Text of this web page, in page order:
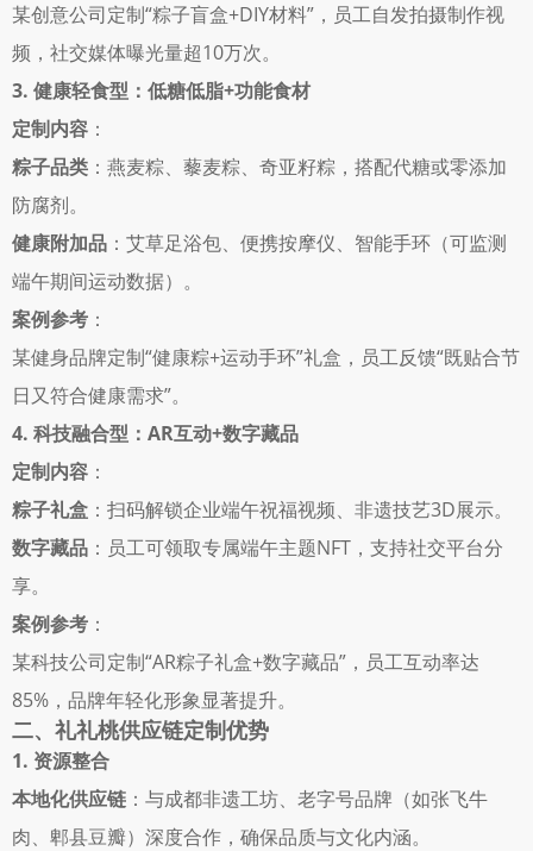
某创意公司定制“粽子盲盒+DIY材料”，员工自发拍摄制作视
频，社交媒体曝光量超10万次。
3. 健康轻食型：低糖低脂+功能食材
定制内容 ：
粽子品类 ：燕麦粽、藜麦粽、奇亚籽粽，搭配代糖或零添加
防腐剂。
健康附加品 ：艾草足浴包、便携按摩仪、智能手环（可监测
端午期间运动数据）。
案例参考 ：
某健身品牌定制“健康粽+运动手环”礼盒，员工反馈“既贴合节
日又符合健康需求”。
4. 科技融合型：AR互动+数字藏品
定制内容 ：
粽子礼盒 ：扫码解锁企业端午祝福视频、非遗技艺3D展示。
数字藏品 ：员工可领取专属端午主题NFT，支持社交平台分
享。
案例参考 ：
某科技公司定制“AR粽子礼盒+数字藏品”，员工互动率达
85%，品牌年轻化形象显著提升。
二、礼礼桃供应链定制优势
1. 资源整合
本地化供应链 ：与成都非遗工坊、老字号品牌（如张飞牛
肉、郫县豆瓣）深度合作，确保品质与文化内涵。